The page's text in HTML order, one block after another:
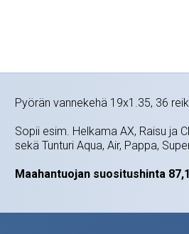
Pyörän vannekehä 19x1.35, 36
Sopii esim. Helkama AX, Raisu ja
sekä Tunturi Aqua, Air, Pappa,
Maahantuojan suositushinta